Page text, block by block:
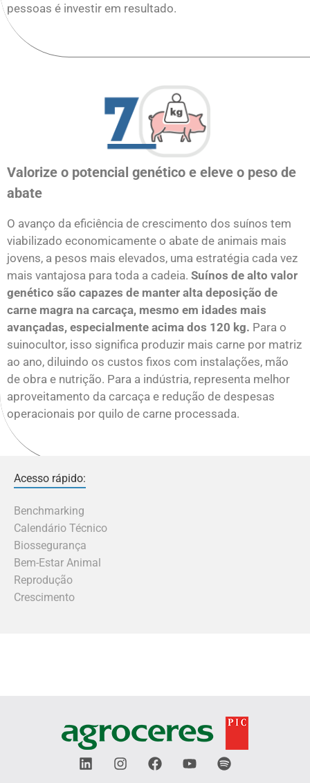
pessoas é investir em resultado.
Valorize o potencial genético e eleve o peso de
abate
O avanço da eficiência de crescimento dos suínos tem
viabilizado economicamente o abate de animais mais
jovens, a pesos mais elevados, uma estratégia cada vez
mais vantajosa para toda a cadeia. Suínos de alto valor
genético são capazes de manter alta deposição de
carne magra na carcaça, mesmo em idades mais
avançadas, especialmente acima dos 120 kg. Para o
suinocultor, isso significa produzir mais carne por matriz
ao ano, diluindo os custos fixos com instalações, mão
de obra e nutrição. Para a indústria, representa melhor
aproveitamento da carcaça e redução de despesas
operacionais por quilo de carne processada.
Acesso rápido:
Benchmarking
Calendário Técnico
Biossegurança
Bem-Estar Animal
Reprodução
Crescimento
L
i
I
n
F
a
Y
o
S
p